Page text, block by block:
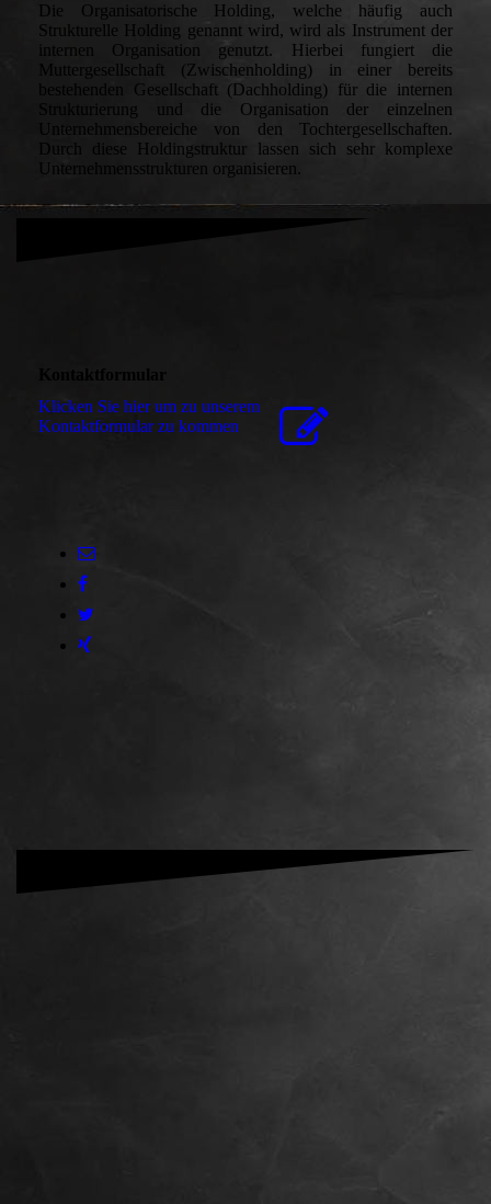
Die Organisatorische Holding, welche häufig auch
Strukturelle Holding genannt wird, wird als Instrument der
internen Organisation genutzt. Hierbei fungiert die
Muttergesellschaft (Zwischenholding) in einer bereits
bestehenden Gesellschaft (Dachholding) für die internen
Strukturierung und die Organisation der einzelnen
Unternehmensbereiche von den Tochtergesellschaften.
Durch diese Holdingstruktur lassen sich sehr komplexe
Unternehmensstrukturen organisieren.
Kontaktformular
Klicken Sie hier um zu unserem
Kon­takt­for­mu­lar zu kommen